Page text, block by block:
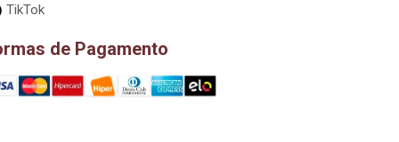
TikTok
de Pagamento